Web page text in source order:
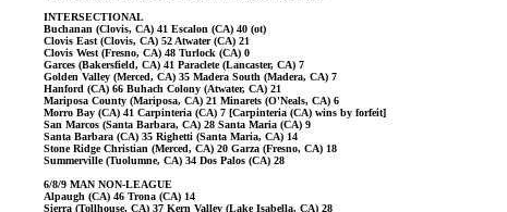
INTERSECTIONAL
Buchanan (Clovis, CA) 41 Escalon (CA) 40 (ot)
Clovis East (Clovis, CA) 52 Atwater (CA) 21
Clovis West (Fresno, CA) 48 Turlock (CA) 0
Garces (Bakersfield, CA) 41 Paraclete (Lancaster, CA) 7
Golden Valley (Merced, CA) 35 Madera South (Madera, CA) 7
Hanford (CA) 66 Buhach Colony (Atwater, CA) 21
Mariposa County (Mariposa, CA) 21 Minarets (O'Neals, CA) 6
Morro Bay (CA) 41 Carpinteria (CA) 7 [Carpinteria (CA) wins by forfeit]
San Marcos (Santa Barbara, CA) 28 Santa Maria (CA) 9
Santa Barbara (CA) 35 Righetti (Santa Maria, CA) 14
Stone Ridge Christian (Merced, CA) 20 Garza (Fresno, CA) 18
Summerville (Tuolumne, CA) 34 Dos Palos (CA) 28
6/8/9 MAN NON-LEAGUE
Alpaugh (CA) 46 Trona (CA) 14
Sierra (Tollhouse, CA) 37 Kern Valley (Lake Isabella, CA) 28